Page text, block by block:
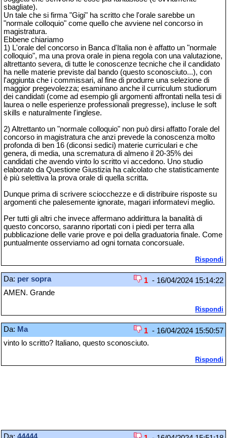
sbagliate).
Un tale che si firma "Gigi" ha scritto che l'orale sarebbe un
"normale colloquio" come quello che avviene nel concorso in
magistratura.
Ebbene chiariamo
1) L'orale del concorso in Banca d'Italia non è affatto un "normale
colloquio", ma una prova orale in piena regola con una valutazione,
altrettanto severa, di tutte le conoscenze tecniche che il candidato
ha nelle materie previste dal bando (questo sconosciuto...), con
l'aggiunta che i commissari, al fine di produrre una selezione di
maggior pregevolezza; esaminano anche il curriculum studiorum
dei candidati (come ad esempio gli argomenti affrontati nella tesi di
laurea o nelle esperienze professionali pregresse), incluse le soft
skills e naturalmente l'inglese.
2) Altrettanto un "normale colloquio" non può dirsi affatto l'orale del
concorso in magistratura che anzi prevede la conoscenza molto
profonda di ben 16 (diconsi sedici) materie curriculari e che
genera, di media, una scrematura di almeno il 20-35% dei
candidati che avendo vinto lo scritto vi accedono. Uno studio
elaborato da Questione Giustizia ha calcolato che statisticamente
è più selettiva la prova orale di quella scritta.
Dunque prima di scrivere sciocchezze e di distribuire risposte su
argomenti che palesemente ignorate, magari informatevi meglio.
Per tutti gli altri che invece affermano addirittura la banalità di
questo concorso, saranno riportati con i piedi per terra alla
pubblicazione delle varie prove e poi della graduatoria finale. Come
puntualmente osserviamo ad ogni tornata concorsuale.
Rispondi
Da: per sopra 1 - 16/04/2024 15:14:22
AMEN. Grande
Rispondi
Da: Ma 1 - 16/04/2024 15:50:57
vinto lo scritto? Italiano, questo sconosciuto.
Rispondi